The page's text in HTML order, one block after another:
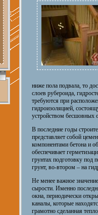
ниже пола подвала, то
слоев рубероида,
требуются при
гидроизоляцией,
устройством бесшовных
В последние годы
представляет собой
компонентами бетона и
обеспечивает
грунтах подготовку под
грунт, во-втором – на
Не менее важное
сырости. Именно
окна, периодически
каналы, которые
грамотно сделанная